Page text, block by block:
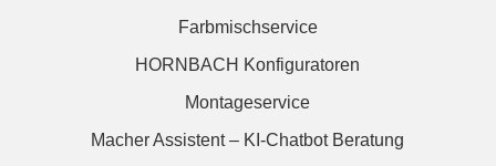
Farbmischservice
HORNBACH Konfiguratoren
Montageservice
Macher Assistent – KI-Chatbot Beratung